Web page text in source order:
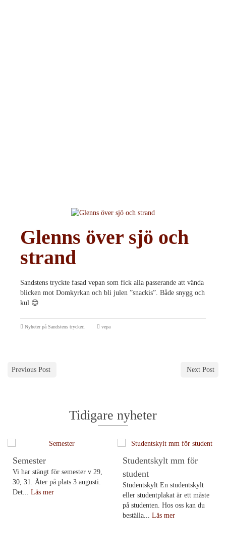
Glenns över sjö och
strand
Sandstens tryckte fasad vepan som fick alla passerande att vända
blicken mot Domkyrkan och bli julen ”snackis”. Både snygg och
kul 😊
Nyheter på Sandstens tryckeri vepa
Previous Post Next Post
Tidigare nyheter
Semester
Vi har stängt för semester v 29,
30, 31. Åter på plats 3 augusti.
Det... Läs mer
Studentskylt mm för
student
Studentskylt En studentskylt
eller studentplakat är ett måste
på studenten. Hos oss kan du
beställa... Läs mer